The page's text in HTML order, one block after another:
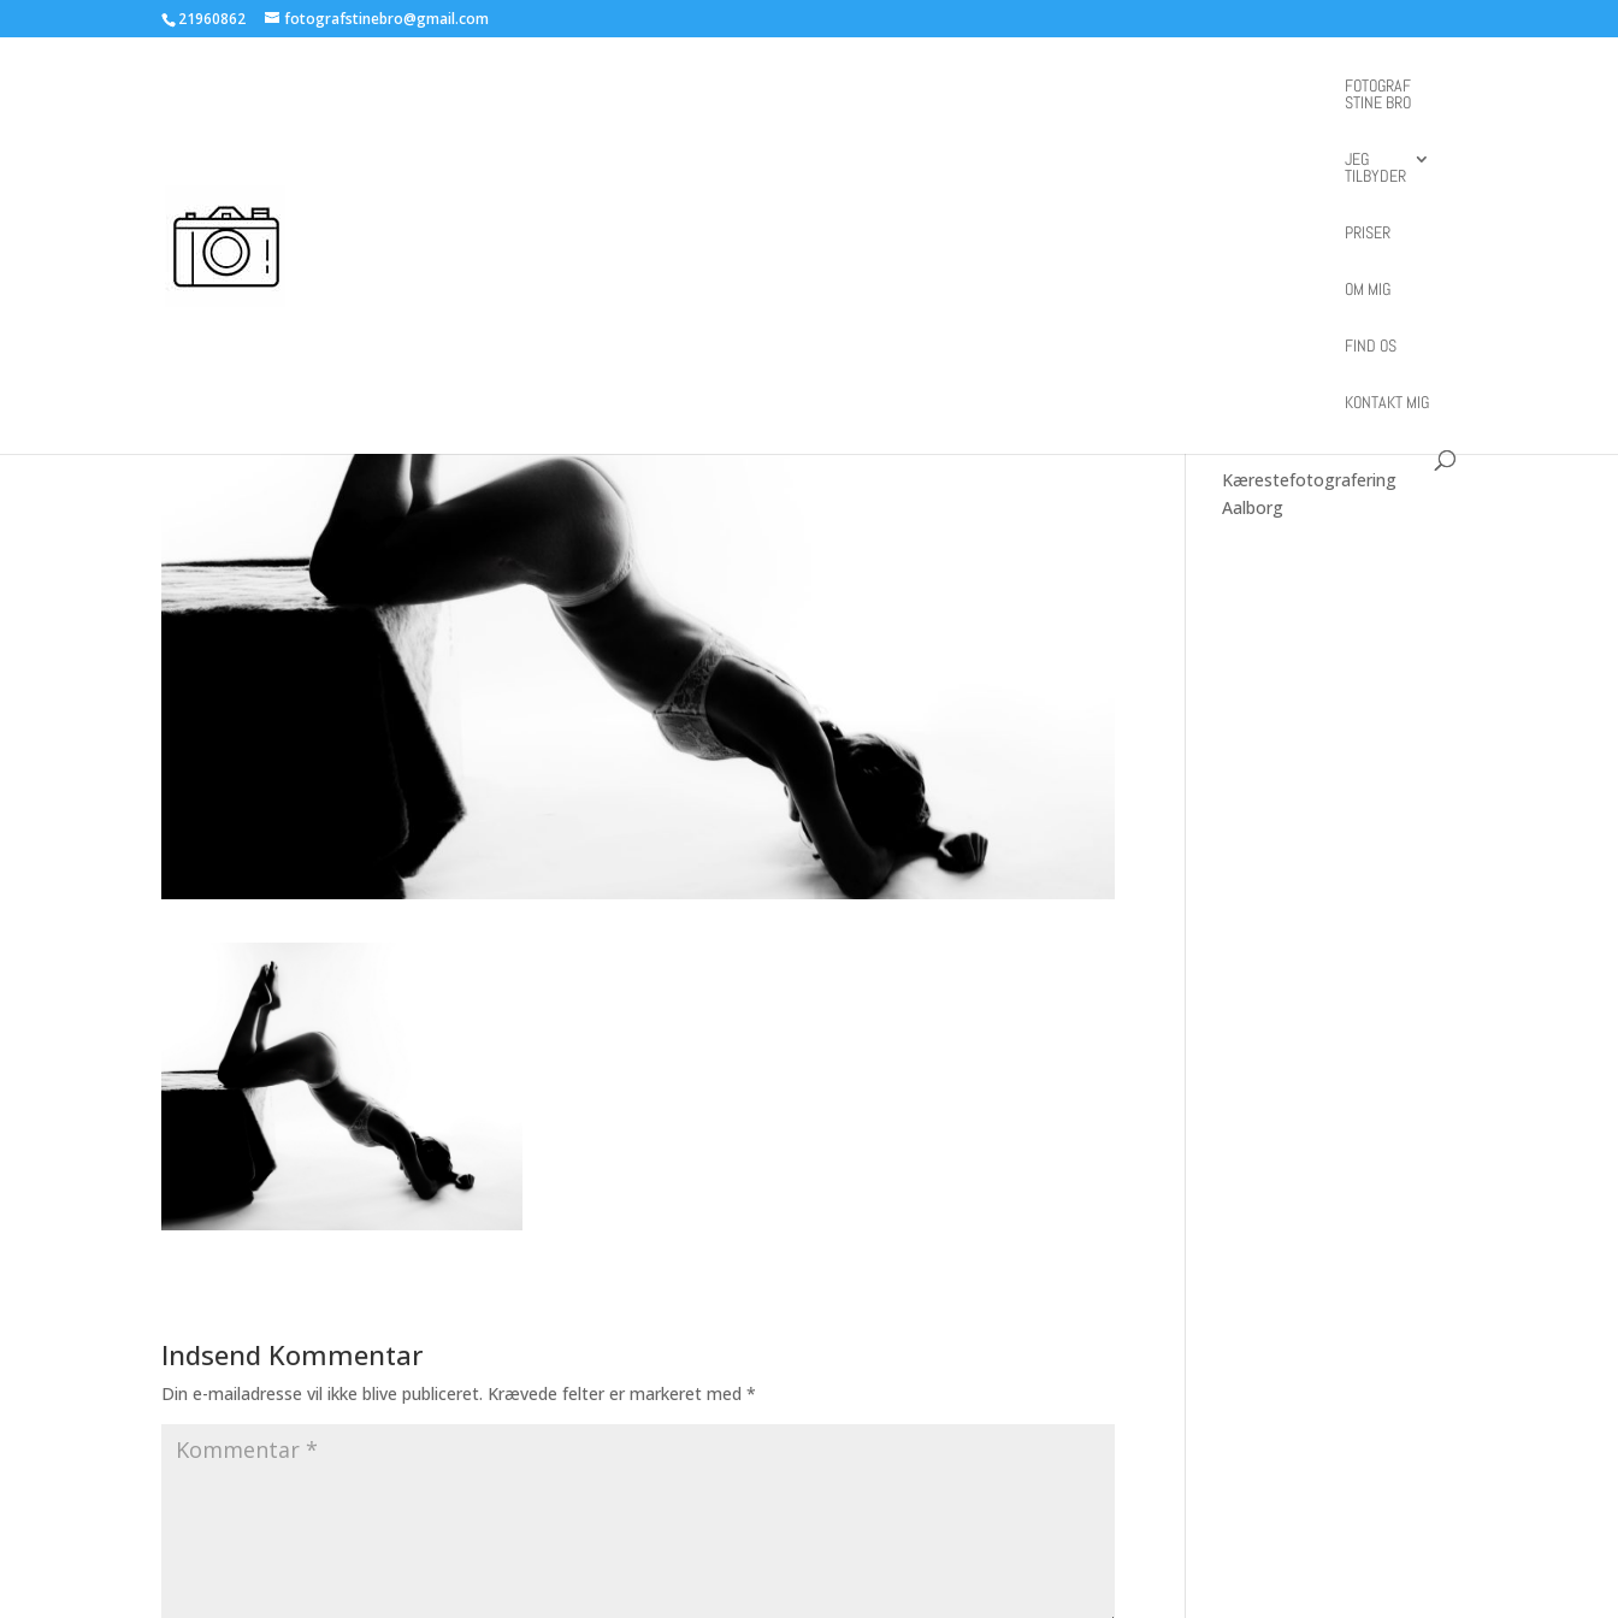
21960862 fotografstinebro@gmail.com
FOTOGRAF
STINE BRO
JEG
TILBYDER
PRISER
OM MIG
FIND OS
KONTAKT MIG
Boudoir.
Stine|aug 9, 2022
Indsend Kommentar
Din e-mailadresse vil ikke blive publiceret. Krævede felter er markeret med*
studiet: Et selvtillidsboost, du
Kærestefotografering
Aalborg